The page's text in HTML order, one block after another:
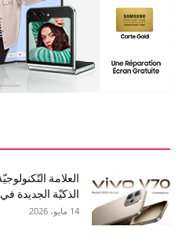
الذكيّة الجديدة
14 مايو، 2026